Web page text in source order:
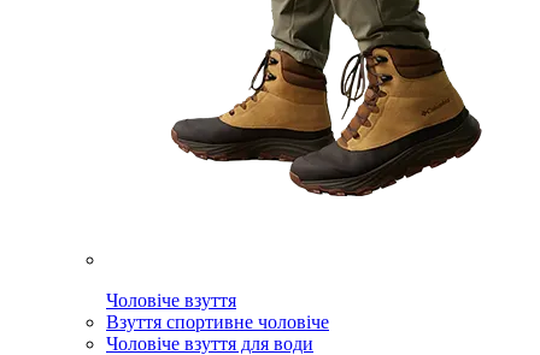
Чоловіче взуття
Взуття спортивне чоловіче
Чоловіче взуття для води